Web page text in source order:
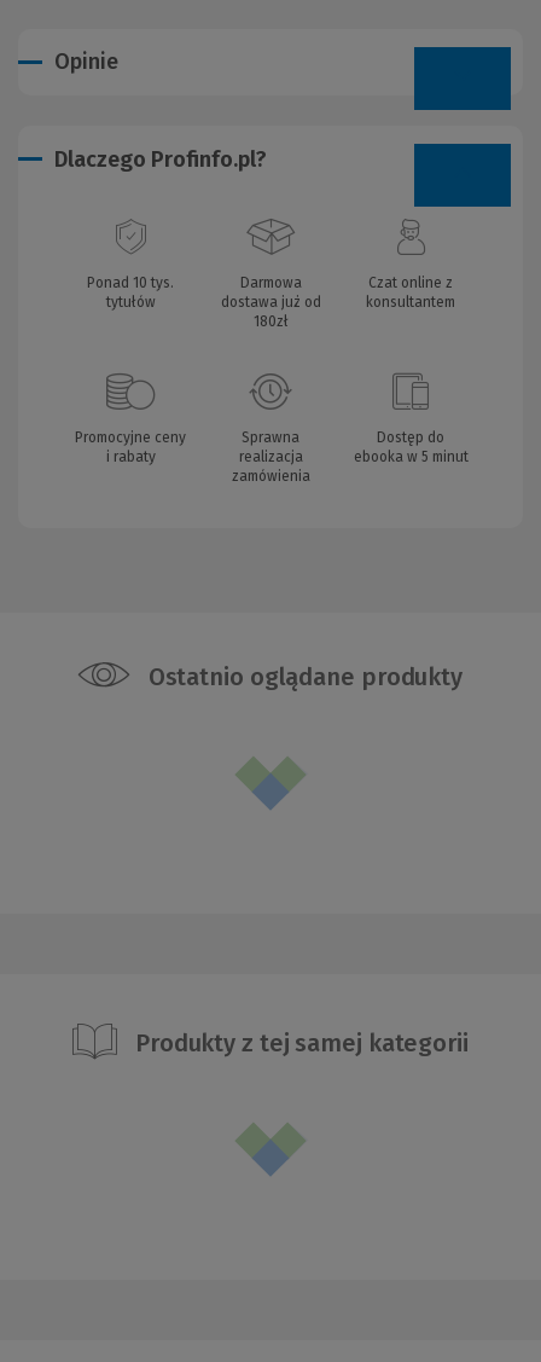
Opinie
Dlaczego Profinfo.pl?
Ponad 10 tys.
tytułów
Darmowa
dostawa już od
180zł
Czat online z
konsultantem
Promocyjne ceny
i rabaty
Sprawna
realizacja
zamówienia
Dostęp do
ebooka w 5 minut
Ostatnio oglądane produkty
Produkty z tej samej kategorii